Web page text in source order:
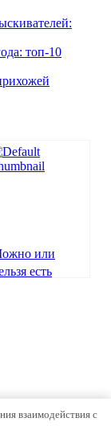
топ-10
или
есть
взаимодействия с